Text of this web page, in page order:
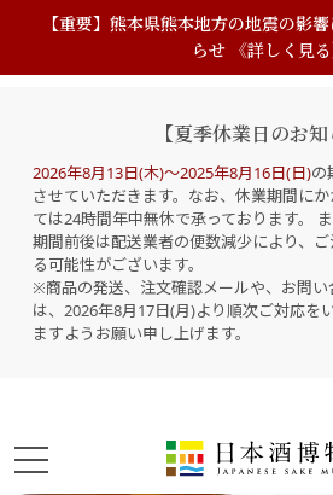
【重要】熊本県熊本地方の地震の影
らせ 《詳しく見る
【夏季休業日のお知
2026年8月13日(木)～2025年8月16日(日)の
させていただきます。なお、休業期間に
ては24時間年中無休で承っております。
期間前後は配送業者の便数減少により、
る可能性がございます。
※商品の発送、注文確認メールや、お問
は、2026年8月17日(月)より順次ご対応を
ますようお願い申し上げます。